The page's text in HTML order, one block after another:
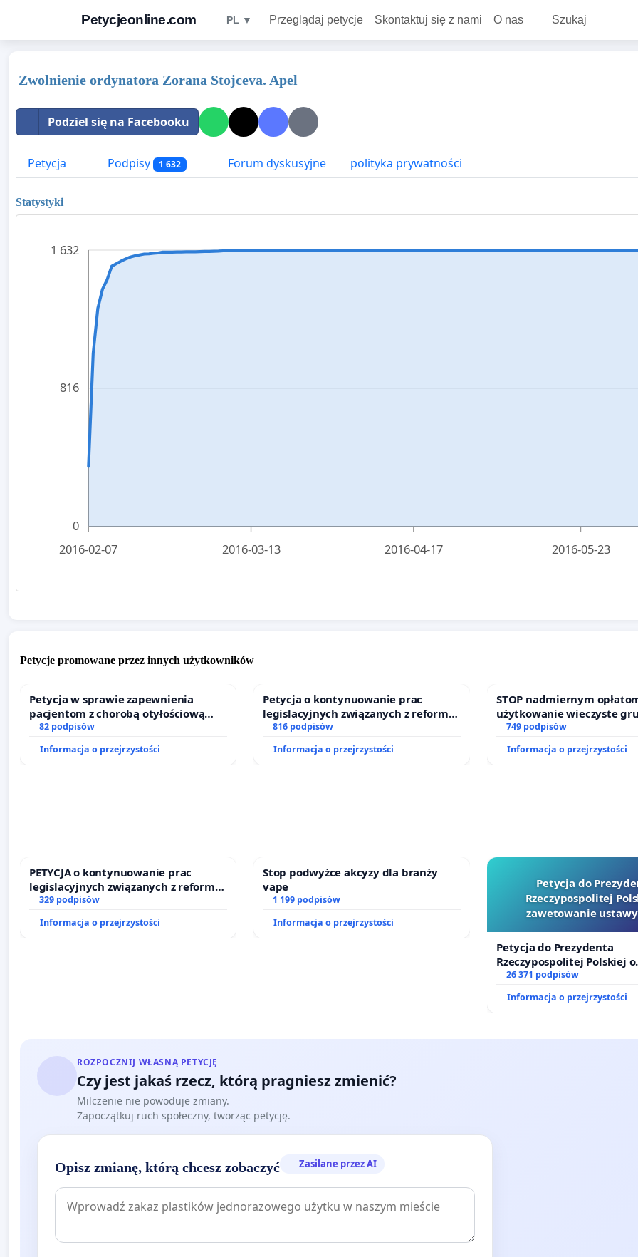
Petycjeonline.com PL ▼ Przeglądaj petycje Skontaktuj się z nami O nas Szukaj
Zwolnienie ordynatora Zorana Stojceva. Apel
Podziel się na Facebooku
Petycja Podpisy 1 632 Forum dyskusyjne polityka prywatności
Statystyki
0
816
1 632
2016-02-07 2016-03-13 2016-04-17 2016-05-23
Petycje promowane przez innych użytkowników
Petycja w sprawie zapewnienia
pacjentom z chorobą otyłościową
dostępu do kompleksowego leczenia
oraz programów profilaktycznych.
82 podpisów
Informacja o przejrzystości
Petycja o kontynuowanie prac
legislacyjnych związanych z reformą
prawa rodzinnego
816 podpisów
Informacja o przejrzystości
STOP nadmiernym
użytkowanie wieczyste
zajmowanych przez
działkowe.
749 podpisów
Informacja o przejrzystości
PETYCJA o kontynuowanie prac
legislacyjnych związanych z reformą
prawa rodzinnego
329 podpisów
Informacja o przejrzystości
Stop podwyżce akcyzy dla branży
vape
1 199 podpisów
Informacja o przejrzystości
Petycja do
Rzeczypospolitej
zawetowanie
Petycja do Prezydenta
Rzeczypospolitej Polskiej o
zawetowanie ustawy „Lex
26 371 podpisów
Informacja o przejrzystości
ROZPOCZNIJ WŁASNĄ PETYCJĘ
Czy jest jakaś rzecz, którą pragniesz zmienić?
Milczenie nie powoduje zmiany.
Zapoczątkuj ruch społeczny, tworząc petycję.
Opisz zmianę, którą chcesz zobaczyć Zasilane przez AI